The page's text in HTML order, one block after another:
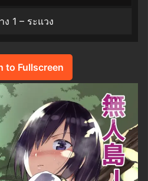
1 – ระแวง
to Fullscreen